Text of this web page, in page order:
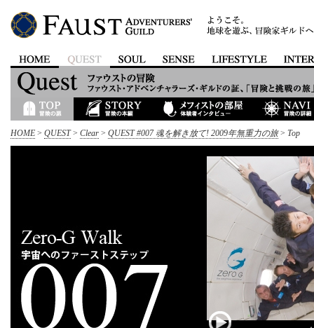
HOME > QUEST> Clear > QUEST #007 魂を解き放て! 2009年無重力の旅> Top